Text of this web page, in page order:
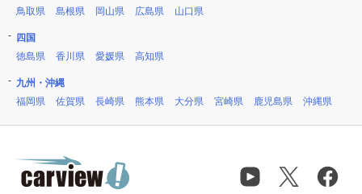
鳥取県
島根県 岡山県 広島県 山口県
四国
徳島県
香川県 愛媛県 高知県
九州・沖縄
福岡県
佐賀県 長崎県 熊本県 大分県 宮崎県 鹿児島県 沖縄県